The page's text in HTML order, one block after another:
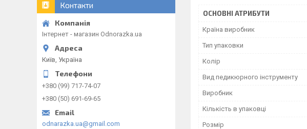
ОСНОВНІ АТРИБУТИ
Країна виробник
Тип упаковки
Колір
Вид педикюрного інструменту
Виробник
Кількість в упаковці
Розмір
Контакти
Інтернет - магазин Odnorazka.ua
Київ, Україна
+380 (99) 717-74-07
+380 (50) 691-69-65
odnarazka.ua@gmail.com